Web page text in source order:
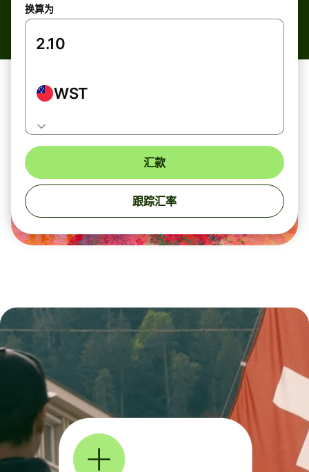
换算为
WST
汇款
跟踪汇率